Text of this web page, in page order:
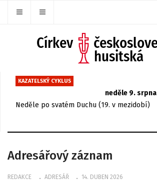
KAZATELSKÝ CYKLUS
neděle 9. srpna
Neděle po svatém Duchu (19. v mezidobí)
Adresářový záznam
REDAKCE ADRESÁŘ 14. DUBEN 2026